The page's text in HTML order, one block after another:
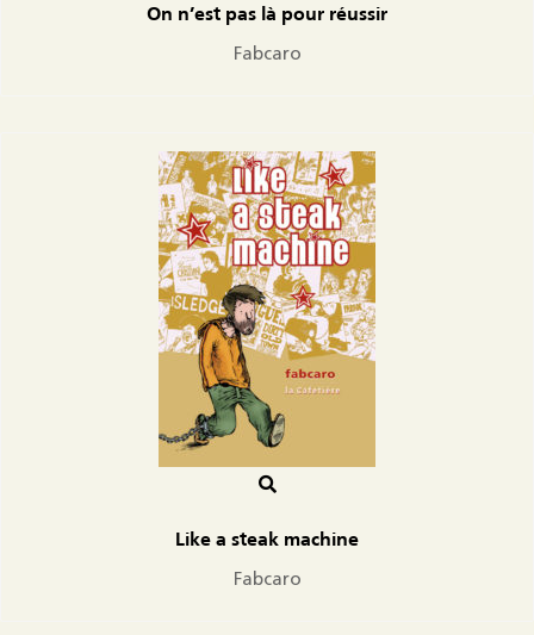
On n’est pas là pour réussir
Fabcaro
Like a steak machine
Fabcaro